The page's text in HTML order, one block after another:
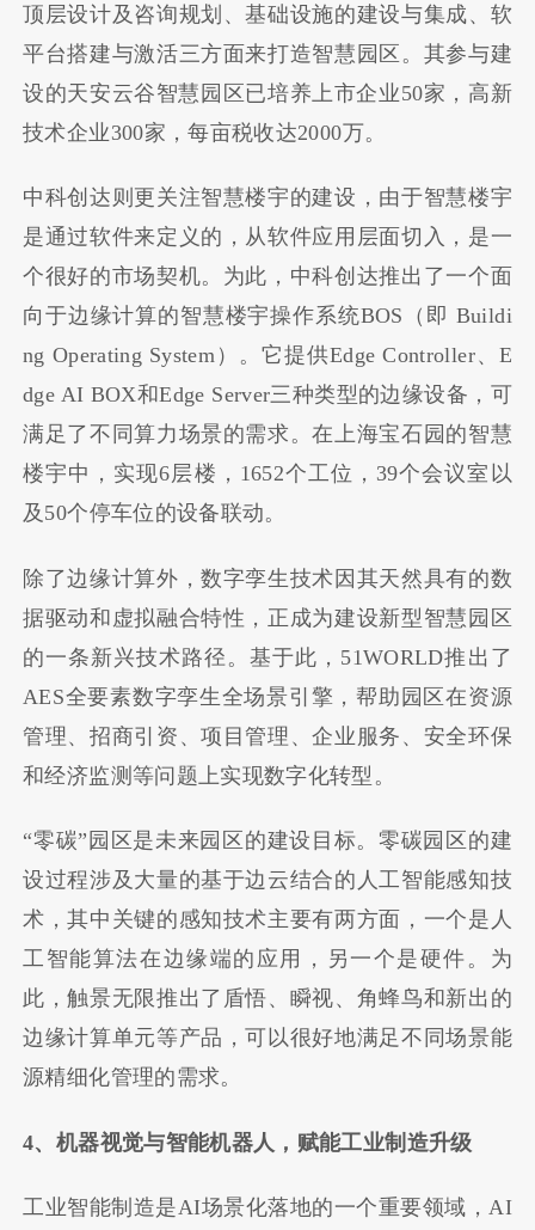
顶层设计及咨询规划、基础设施的建设与集成、软
平台搭建与激活三方面来打造智慧园区。其参与建
设的天安云谷智慧园区已培养上市企业50家，高新
技术企业300家，每亩税收达2000万。
中科创达则更关注智慧楼宇的建设，由于智慧楼宇
是通过软件来定义的，从软件应用层面切入，是一
个很好的市场契机。为此，中科创达推出了一个面
向于边缘计算的智慧楼宇操作系统BOS（即 Buildi
ng Operating System）。它提供Edge Controller、E
dge AI BOX和Edge Server三种类型的边缘设备，可
满足了不同算力场景的需求。在上海宝石园的智慧
楼宇中，实现6层楼，1652个工位，39个会议室以
及50个停车位的设备联动。
除了边缘计算外，数字孪生技术因其天然具有的数
据驱动和虚拟融合特性，正成为建设新型智慧园区
的一条新兴技术路径。基于此，51WORLD推出了
AES全要素数字孪生全场景引擎，帮助园区在资源
管理、招商引资、项目管理、企业服务、安全环保
和经济监测等问题上实现数字化转型。
“零碳”园区是未来园区的建设目标。零碳园区的建
设过程涉及大量的基于边云结合的人工智能感知技
术，其中关键的感知技术主要有两方面，一个是人
工智能算法在边缘端的应用，另一个是硬件。为
此，触景无限推出了盾悟、瞬视、角蜂鸟和新出的
边缘计算单元等产品，可以很好地满足不同场景能
源精细化管理的需求。
4、机器视觉与智能机器人，赋能工业制造升级
工业智能制造是AI场景化落地的一个重要领域，AI